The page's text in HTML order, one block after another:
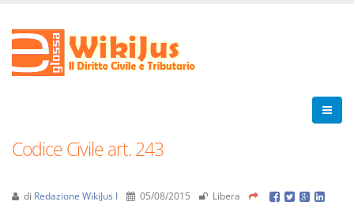
Codice Civile art. 243
di Redazione WikiJus I 05/08/2015 Libera